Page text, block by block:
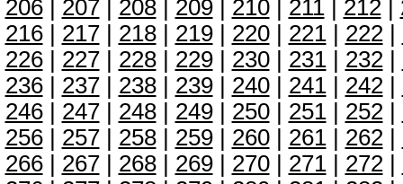
206| 207| 208| 209| 210| 211| 212|
216| 217| 218| 219| 220| 221| 222|
226| 227| 228| 229| 230| 231| 232|
236| 237| 238| 239| 240| 241| 242|
246| 247| 248| 249| 250| 251| 252|
256| 257| 258| 259| 260| 261| 262|
266| 267| 268| 269| 270| 271| 272|